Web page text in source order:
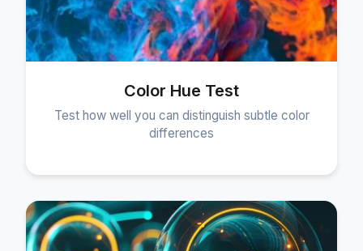
Color Hue Test
Test how well you can distinguish subtle color
differences